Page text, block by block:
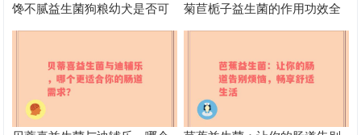
馋不腻益生菌狗粮幼犬是否可
以食用
菊苣栀子益生菌的作用功效全
解析 改善健康的得力助手